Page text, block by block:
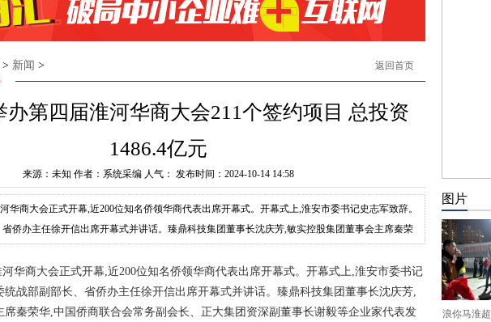
> 新闻 > 返回首页
办第四届淮河华商大会211个签约项目 总投资
1486.4亿元
来源：未知 作者：系统采编 人气： 发布时间：2024-10-14 14:58
华商大会正式开幕,近200位知名侨领华商代表出席开幕式。开幕式上,淮安市委书记史志军致辞。
侨办主任徐开信出席开幕式并讲话。臻鼎科技集团董事长沈庆芳,敏实控股集团董事会主席秦荣
华商大会正式开幕,近200位知名侨领华商代表出席开幕式。开幕式上,淮安市委书记
统战部副部长、省侨办主任徐开信出席开幕式并讲话。臻鼎科技集团董事长沈庆芳,
席秦荣华,中国侨商联合会常务副会长、正大集团资深副董事长谢毅等企业家代表发
图片
浪你马淮